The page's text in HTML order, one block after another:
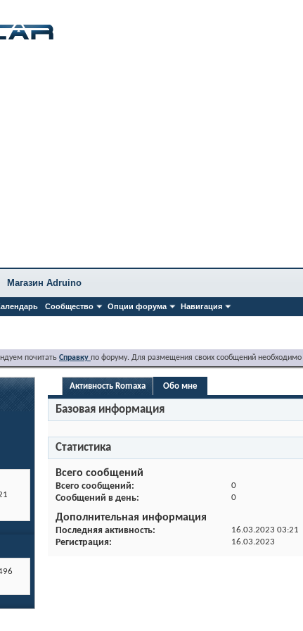
Сообщество Опции форума Навигация
Магазин Adruino
почитать Справку по форуму. Для размещения своих сообщений необходимо
Активность Romaxa Обо мне
Базовая информация
Статистика
Всего сообщений
Всего сообщений 0
Сообщений в день 0
Дополнительная информация
Последняя активность 16.03.2023 03:21
Регистрация 16.03.2023